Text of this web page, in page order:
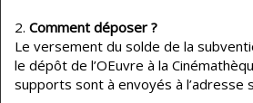
Comment déposer ?
Le versement du solde de la
le dépôt de l’OEuvre à la
supports sont à envoyés à l’adresse